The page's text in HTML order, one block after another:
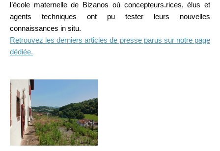
l’école maternelle de Bizanos où concepteurs.rices, élus et
agents techniques ont pu tester leurs nouvelles
connaissances in situ.
Retrouvez les derniers articles de presse parus sur notre page
dédiée.